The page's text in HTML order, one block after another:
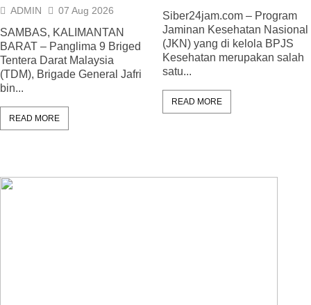
ADMIN 07 Aug 2026
SAMBAS, KALIMANTAN
BARAT – Panglima 9 Briged
Tentera Darat Malaysia
(TDM), Brigade General Jafri
bin...
READ MORE
Siber24jam.com – Program
Jaminan Kesehatan Nasional
(JKN) yang di kelola BPJS
Kesehatan merupakan salah
satu...
READ MORE